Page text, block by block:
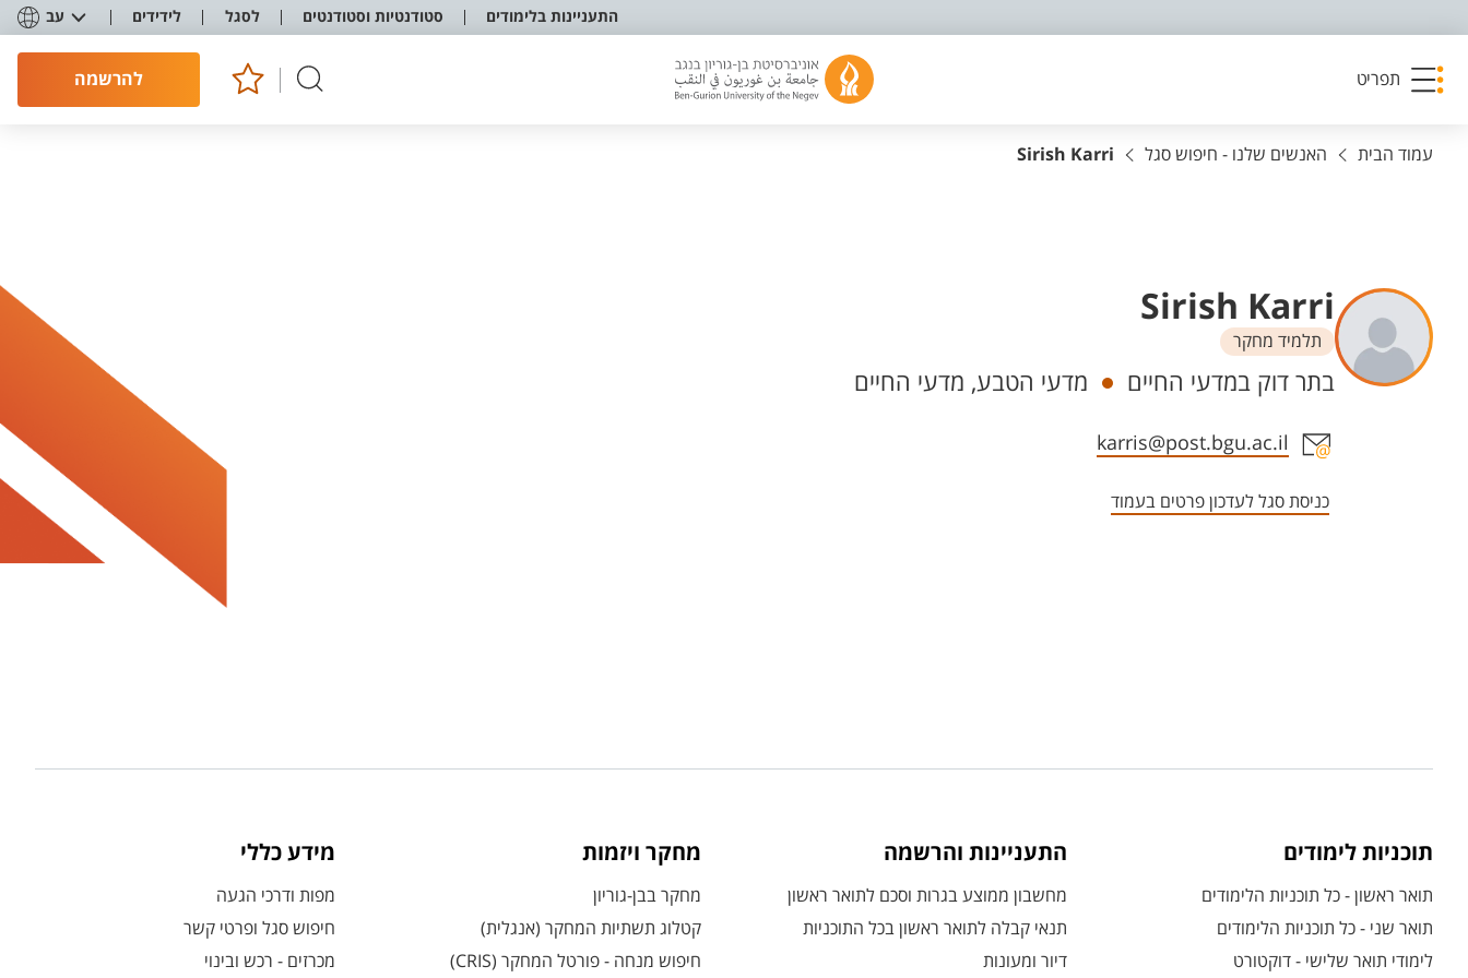
התעניינות בלימודים סטודנטיות וסטודנטים לסגל לידידים עב
תפריט להרשמה
עמוד הבית האנשים שלנו - חיפוש סגל Sirish Karri
Sirish Karri
תלמיד מחקר
יחידות
בתר דוק במדעי החיים מדעי הטבע, מדעי החיים
אזור צור קשר עם איש הסגל
karris@post.bgu.ac.il
כניסת סגל לעדכון פרטים בעמוד
תוכניות לימודים
תואר ראשון - כל תוכניות הלימודים
תואר שני - כל תוכניות הלימודים
לימודי תואר שלישי - דוקטורט
התעניינות והרשמה
מחשבון ממוצע בגרות וסכם לתואר ראשון
תנאי קבלה לתואר ראשון בכל התוכניות
דיור ומעונות
מחקר ויזמות
מחקר בבן-גוריון
קטלוג תשתיות המחקר (אנגלית)
חיפוש מנחה - פורטל המחקר (CRIS)
מידע כללי
מפות ודרכי הגעה
חיפוש סגל ופרטי קשר
מכרזים - רכש ובינוי